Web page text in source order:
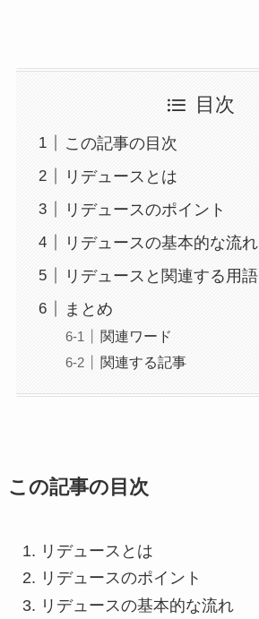
目次
この記事の目次
リデュースとは
リデュースのポイント
リデュースの基本的な流れ
リデュースと関連する用語
まとめ
関連ワード
関連する記事
この記事の目次
リデュースとは
リデュースのポイント
リデュースの基本的な流れ